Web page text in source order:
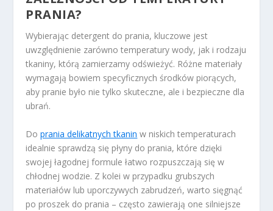
PRANIA?
Wybierając detergent do prania, kluczowe jest
uwzględnienie zarówno temperatury wody, jak i rodzaju
tkaniny, którą zamierzamy odświeżyć. Różne materiały
wymagają bowiem specyficznych środków piorących,
aby pranie było nie tylko skuteczne, ale i bezpieczne dla
ubrań.
Doprania delikatnych tkanin w niskich temperaturach
idealnie sprawdzą się płyny do prania, które dzięki
swojej łagodnej formule łatwo rozpuszczają się w
chłodnej wodzie. Z kolei w przypadku grubszych
materiałów lub uporczywych zabrudzeń, warto sięgnąć
po proszek do prania – często zawierają one silniejsze